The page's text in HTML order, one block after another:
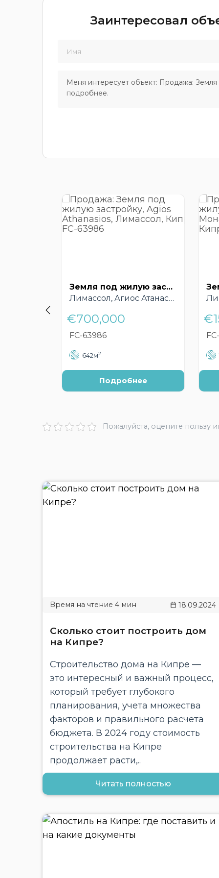
Заинтересовал
Земля под жилую застройку, Agios Athanasios, Лимассол, Кипр – FC-63986
Лимассол, Агиос Атанасиос
€700,000
FC-63986
642м2
Подробнее
Пожалуйста, оцените пользу
18.09.2024
Сколько стоит построить дом
на Кипре?
Строительство дома на Кипре —
это интересный и важный процесс,
который требует глубокого
планирования, учета множества
факторов и правильного расчета
бюджета. В 2024 году стоимость
строительства на Кипре
продолжает расти,..
Читать полностью